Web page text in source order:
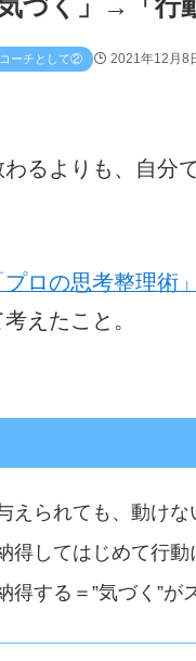
ーチとして② 2021年12月8
るよりも、自分
ロの思考整理術
えたこと。
えられても、動けな
得してはじめて行動
得する＝”気づく”が